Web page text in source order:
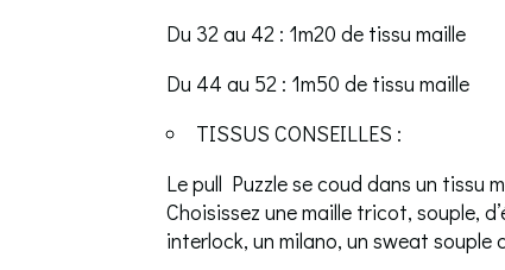
Du 32 au 42 : 1m20 de tissu maille
Du 44 au 52 : 1m50 de tissu maille
TISSUS CONSEILLES :
Le pull Puzzle se coud dans un tissu
Choisissez une maille tricot, souple,
interlock, un milano, un sweat souple